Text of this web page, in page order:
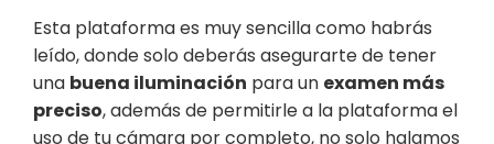
Esta plataforma es muy sencilla como habrás
leído, donde solo deberás asegurarte de tener
una buena iluminación para un examen más
preciso, además de permitirle a la plataforma el
uso de tu cámara por completo, no solo halamos